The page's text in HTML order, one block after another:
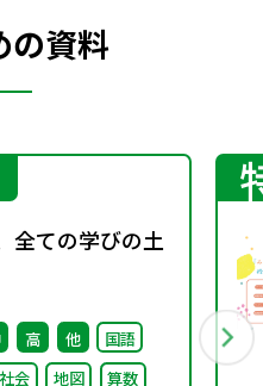
の資料
全ての学びの土
高 他
国語
社会 地図
算数